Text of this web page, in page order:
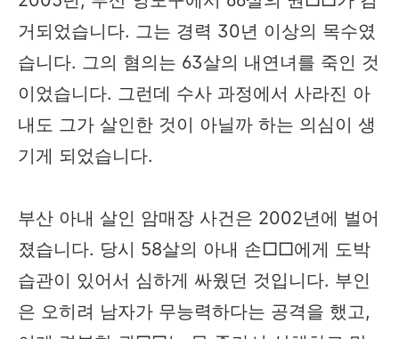
거되었습니다. 그는 경력 30년 이상의 목수였
습니다. 그의 혐의는 63살의 내연녀를 죽인 것
이었습니다. 그런데 수사 과정에서 사라진 아
내도 그가 살인한 것이 아닐까 하는 의심이 생
기게 되었습니다.
부산 아내 살인 암매장 사건은 2002년에 벌어
졌습니다. 당시 58살의 아내 손□□에게 도박
습관이 있어서 심하게 싸웠던 것입니다. 부인
은 오히려 남자가 무능력하다는 공격을 했고,